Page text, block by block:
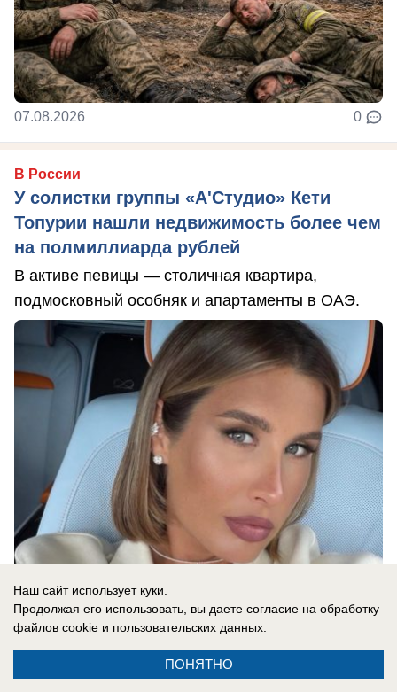
07.08.2026 0
В России
У солистки группы «А'Студио» Кети
Топурии нашли недвижимость более чем
на полмиллиарда рублей
В активе певицы — столичная квартира,
подмосковный особняк и апартаменты в ОАЭ.
07.08.2026 0
Наш сайт использует куки.
Продолжая его использовать, вы даете согласие на обработку
файлов cookie и пользовательских данных.
ПОНЯТНО